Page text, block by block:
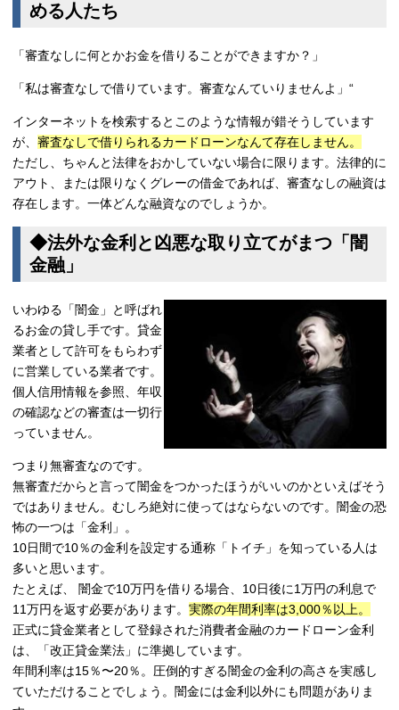
める人たち
「審査なしに何とかお金を借りることができますか？」
「私は審査なしで借りています。審査なんていりませんよ」 “
インターネットを検索するとこのような情報が錯そうしています
が、 審査なしで借りられるカードローンなんて存在しません。
ただし、ちゃんと法律をおかしていない場合に限ります。法律的に
アウト、または限りなくグレーの借金であれば、審査なしの融資は
存在します。一体どんな融資なのでしょうか。
◆法外な金利と凶悪な取り立てがまつ「闇
金融」
いわゆる「闇金」と呼ばれ
るお金の貸し手です。貸金
業者として許可をもらわず
に営業している業者です。
個人信用情報を参照、年収
の確認などの審査は一切行
っていません。
つまり無審査なのです。
無審査だからと言って闇金をつかったほうがいいのかといえばそう
ではありません。むしろ絶対に使ってはならないのです。闇金の恐
怖の一つは「金利」。
10日間で10％の金利を設定する通称「トイチ」を知っている人は
多いと思います。
たとえば、 闇金で10万円を借りる場合、 10日後に1万円の利息で
11万円を返す必要があります。 実際の年間利率は3,000％以上。
正式に貸金業者として登録された消費者金融のカードローン金利
は、「改正貸金業法」に準拠しています。
年間利率は15％ 〜20％。圧倒的すぎる闇金の金利の高さを実感し
ていただけることでしょう。闇金には金利以外にも問題がありま